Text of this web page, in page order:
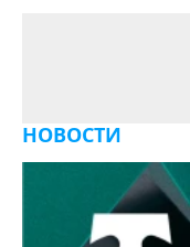
НОВОСТИ